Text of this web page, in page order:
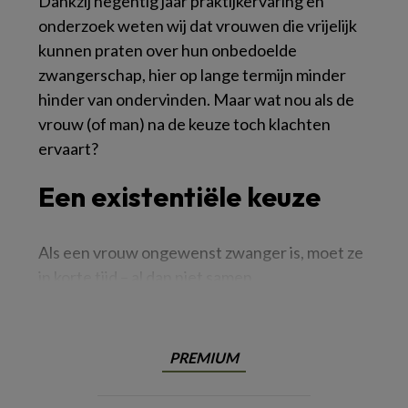
onderzoek weten wij dat vrouwen die vrijelijk
kunnen praten over hun onbedoelde
zwangerschap, hier op lange termijn minder
hinder van ondervinden. Maar wat nou als de
vrouw (of man) na de keuze toch klachten
ervaart?
Een existentiële keuze
Als een vrouw ongewenst zwanger is, moet ze
PREMIUM